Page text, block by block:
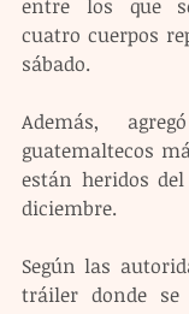
entre los que
cuatro cuerpos
sábado.
Además,
guatemaltecos
están heridos
diciembre.
Según las
tráiler donde se